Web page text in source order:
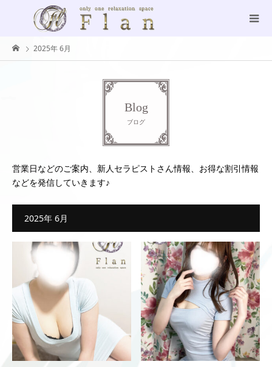
2025年 6月
Blog
ブログ
営業日などのご案内、新人セラピストさん情報、お得な割引情報
などを発信していきます♪
2025年 6月